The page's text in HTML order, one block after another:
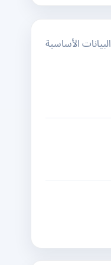
البيانات الأساسية